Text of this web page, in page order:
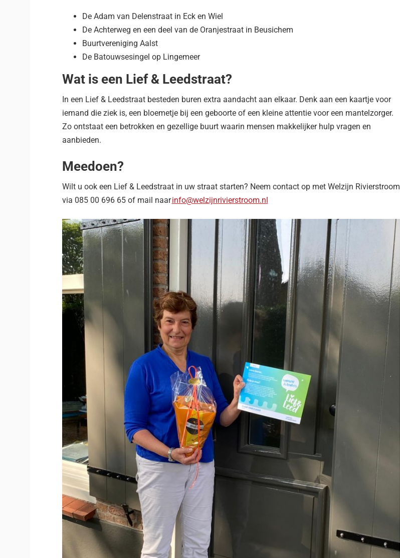
De Adam van Delenstraat in Eck en Wiel
De Achterweg en een deel van de Oranjestraat in Beusichem
Buurtvereniging Aalst
De Batouwsesingel op Lingemeer
Wat is een Lief & Leedstraat?
In een Lief & Leedstraat besteden buren extra aandacht aan elkaar. Denk aan een kaartje voor
iemand die ziek is, een bloemetje bij een geboorte of een kleine attentie voor een mantelzorger.
Zo ontstaat een betrokken en gezellige buurt waarin mensen makkelijker hulp vragen en
aanbieden.
Meedoen?
Wilt u ook een Lief & Leedstraat in uw straat starten? Neem contact op met Welzijn Rivierstroom
via 085 00 696 65 of mail naarinfo@welzijnrivierstroom.nl